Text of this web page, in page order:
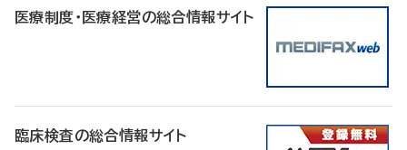
医療制度・医療経営の総合情報サイト
臨床検査の総合情報サイト